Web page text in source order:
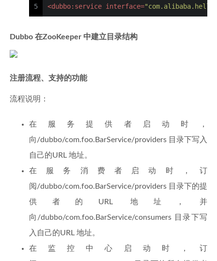
5
<dubbo:service interface=
Dubbo 在ZooKeeper 中建立目录结构
注册流程、支持的功能
流程说明：
在服务提供者启动时，
向/dubbo/com.foo.BarService/providers 目录下写入
自己的URL 地址。
在服务消费者启动时，订
阅/dubbo/com.foo.BarService/providers 目录下的提
供者的URL 地址，并
向/dubbo/com.foo.BarService/consumers 目录下写
入自己的URL 地址。
在监控中心启动时，订